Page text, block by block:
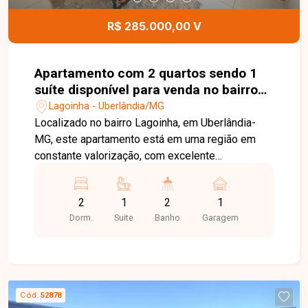
R$ 285.000,00 V
Apartamento com 2 quartos sendo 1
suíte disponível para venda no bairro
Lagoinha em Uberlândia-MG
Lagoinha - Uberlândia/MG
Localizado no bairro Lagoinha, em Uberlândia-
MG, este apartamento está em uma região em
constante valorização, com excelente
da cidade e proximidade com supermercados,
escolas, farmácias e diversos comércios,
proporcionando praticidade, conforto e qualidade
vaga de garagem. Conta com armários planejados
nos quartos, banheiros e cozinha, oferecendo
2
Dorm.
1
Suite
2
Banho
1
Garagem
Cód. 52878